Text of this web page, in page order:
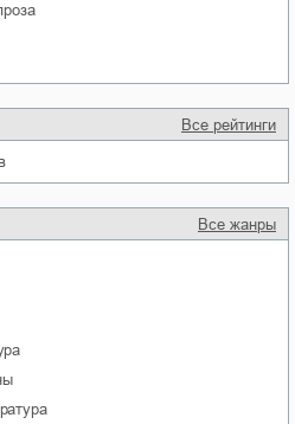
Все рейтинги
Все жанры